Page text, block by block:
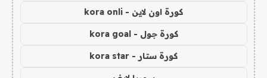
كورة اون لاين - kora onli
كورة جول - kora goal
كورة ستار - kora star